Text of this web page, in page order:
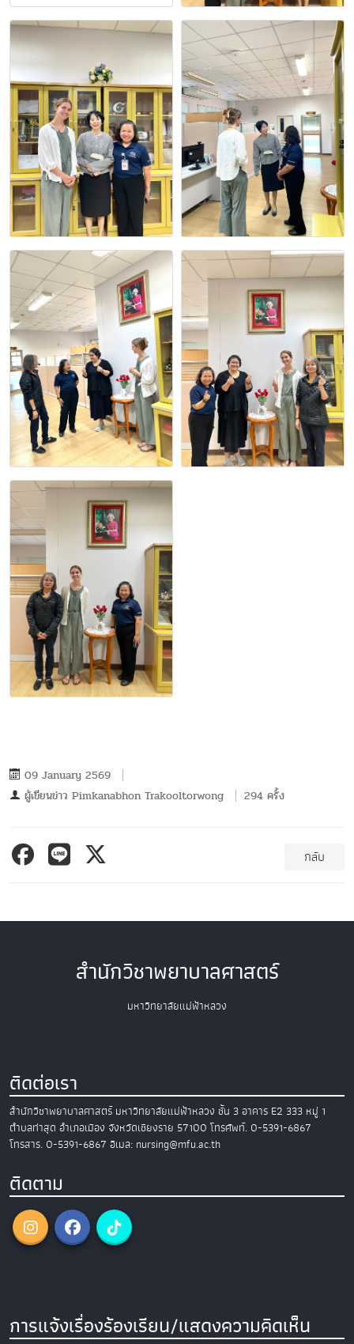
09 January 2569
ผู้เขียนข่าว Pimkanabhon Trakooltorwong 294 ครั้ง
กลับ
สำนักวิชาพยาบาลศาสตร์
มหาวิทยาลัยแม่ฟ้าหลวง
ติดต่อเรา
สำนักวิชาพยาบาลศาสตร์ มหาวิทยาลัยแม่ฟ้าหลวง ชั้น 3 อาคาร E2 333 หมู่ 1
ตำบลท่าสุด อำเภอเมือง จังหวัดเชียงราย 57100 โทรศัพท์. 0-5391-6867
โทรสาร. 0-5391-6867 อีเมล: nursing@mfu.ac.th
ติดตาม
การแจ้งเรื่องร้องเรียน/แสดงความคิดเห็น